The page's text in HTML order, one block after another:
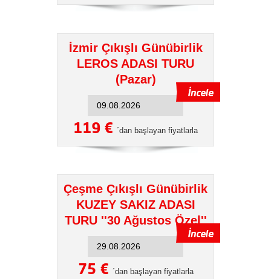
İzmir Çıkışlı Günübirlik
LEROS ADASI TURU
(Pazar)
119 € ´dan başlayan fiyatlarla
Çeşme Çıkışlı Günübirlik
KUZEY SAKIZ ADASI
TURU ''30 Ağustos Özel''
75 € ´dan başlayan fiyatlarla